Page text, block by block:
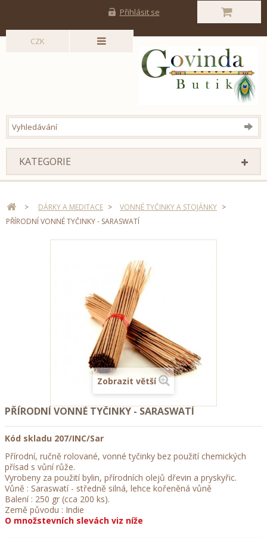
Přihlásit se
CZK
KATEGORIE
> DÁRKY A MEDITACE > VONNÉ TYČINKY A STOJÁNKY >
PŘÍRODNÍ VONNÉ TYČINKY - SARASWATÍ
Zobrazit větší
PŘÍRODNÍ VONNÉ TYČINKY - SARASWATÍ
Kód skladu 207/INC/Sar
Přírodní, ručně rolované, vonné tyčinky bez použití chemických
přísad s vůní růže.
Vyrobeny za použití bylin, přírodních olejů dřevin a pryskyřic.
Vůně : Saraswatí - středně silná, lehce kořeněná vůně
Balení : 250 gr (cca 200 ks).
Země původu : Indie
O množstevních slevách viz níže